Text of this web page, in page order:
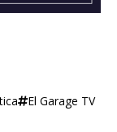
El Garage TV